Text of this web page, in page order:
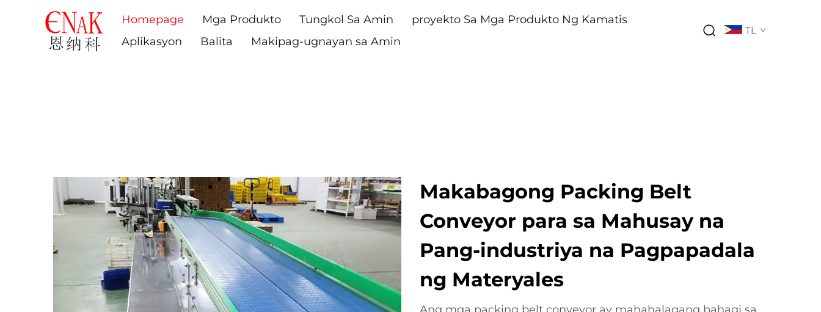
Homepage Mga Produkto Tungkol Sa Amin
proyekto Sa Mga Produkto Ng Kamatis
Aplikasyon
Balita Makipag-ugnayan sa Amin
TL
Makabagong Packing Belt
Conveyor para sa Mahusay na
Pang-industriya na Pagpapadala
ng Materyales